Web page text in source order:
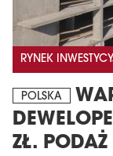
RYNEK
POLSKA
ZŁ.
Wydanie
CZERWIEC